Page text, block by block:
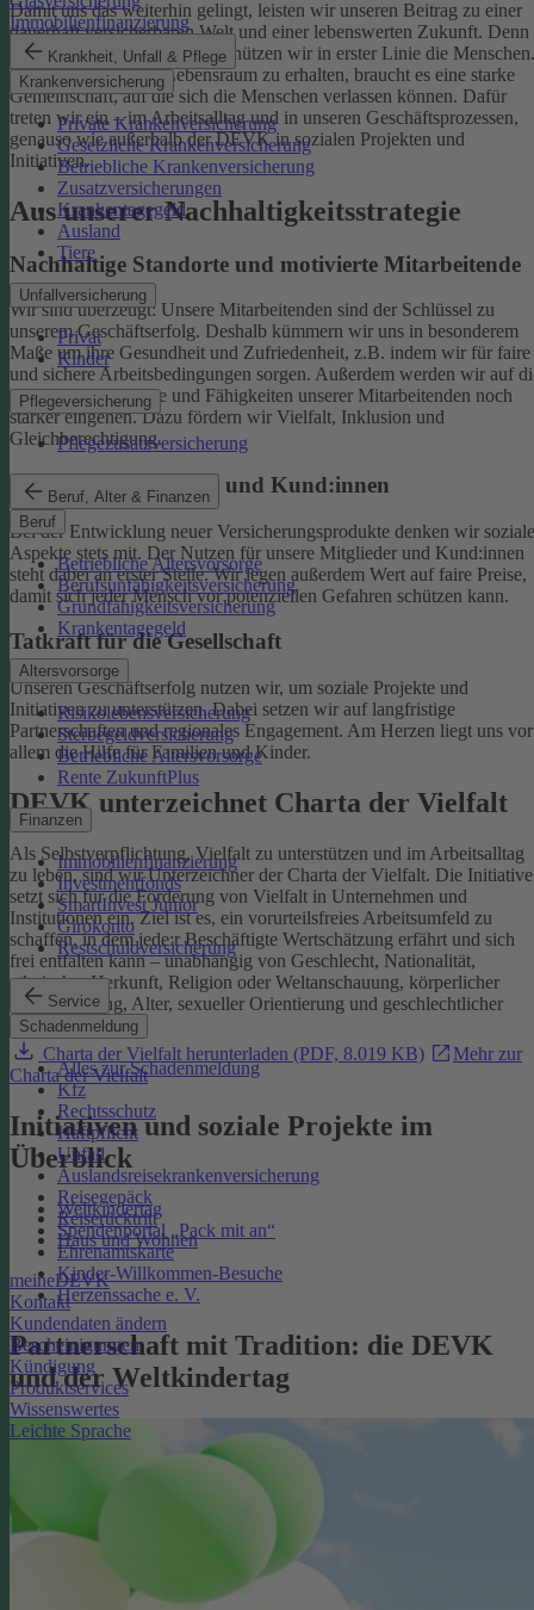
Immobilienfinanzierung
Krankheit, Unfall & Pflege
Krankenversicherung
Private Krankenversicherung
Gesetzliche Krankenversicherung
Betriebliche Krankenversicherung
Zusatzversicherungen
Krankentagegeld
Ausland
Tiere
Unfallversicherung
Privat
Kinder
Pflegeversicherung
Pflegezusatzversicherung
Beruf, Alter & Finanzen
Beruf
Betriebliche Altersvorsorge
Berufsunfähigkeitsversicherung
Grundfähigkeitsversicherung
Krankentagegeld
Altersvorsorge
Risikolebensversicherung
Sterbegeldversicherung
Betriebliche Altersvorsorge
Rente ZukunftPlus
Finanzen
Immobilienfinanzierung
Investmentfonds
SmartInvest Junior
Girokonto
Restschuldversicherung
Service
Schadenmeldung
Alles zur Schadenmeldung
Kfz
Rechtsschutz
Haftpflicht
Unfall
Auslandsreisekrankenversicherung
Reisegepäck
Reiserücktritt
Haus und Wohnen
meineDEVK
Kontakt
Kundendaten ändern
Bescheinigungen
Kündigung
Produktservices
Wissenswertes
Leichte Sprache
Damit uns das weiterhin gelingt, leisten wir unseren Beitrag zu einer
dauerhaft versicherbaren Welt und einer lebenswerten Zukunft. Denn
schützen wir das Klima, so schützen wir in erster Linie die Menschen.
Um einen gesunden Lebensraum zu erhalten, braucht es eine starke
Gemeinschaft, auf die sich die Menschen verlassen können. Dafür
treten wir ein – im Arbeitsalltag und in unseren Geschäftsprozessen,
genauso wie außerhalb der DEVK in sozialen Projekten und
Initiativen.
Aus unserer Nachhaltigkeitsstrategie
Nachhaltige Standorte und motivierte Mitarbeitende
Wir sind überzeugt: Unsere Mitarbeitenden sind der Schlüssel zu
unserem Geschäftserfolg. Deshalb kümmern wir uns in besonderem
Maße um ihre Gesundheit und Zufriedenheit, z.B. indem wir für faire
und sichere Arbeitsbedingungen sorgen. Außerdem werden wir auf
individuellen Talente und Fähigkeiten unserer Mitarbeitenden noch
stärker eingehen. Dazu fördern wir Vielfalt, Inklusion und
Gleichberechtigung.
Begeisterte Mitglieder und Kund:innen
Bei der Entwicklung neuer Versicherungsprodukte denken wir soziale
Aspekte stets mit. Der Nutzen für unsere Mitglieder und Kund:innen
steht dabei an erster Stelle.Wir legen außerdem Wert auf faire Preise,
damit sich jeder Mensch vor potenziellen Gefahren schützen kann.
Tatkraft für die Gesellschaft
Unseren Geschäftserfolg nutzen wir, um soziale Projekte und
Initiativen zu unterstützen. Dabei setzen wir auf langfristige
Partnerschaften und regionales Engagement. Am Herzen liegt uns vor
allem die Hilfe für Familien und Kinder.
DEVK unterzeichnet Charta der Vielfalt
Als Selbstverpflichtung, Vielfalt zu unterstützen und im Arbeitsalltag
zu leben, sind wir Unterzeichner der Charta der Vielfalt. Die Initiative
setzt sich für die Förderung von Vielfalt in Unternehmen und
Institutionen ein.Ziel ist es, ein vorurteilsfreies Arbeitsumfeld zu
schaffen, in dem jede:r Beschäftigte Wertschätzung erfährt und sich
frei entfalten kann – unabhängig von Geschlecht, Nationalität,
ethnischer Herkunft, Religion oder Weltanschauung, körperlicher
Einschränkung, Alter, sexueller Orientierung und geschlechtlicher
Identität.
Charta der Vielfalt herunterladen (PDF, 8.019 KB)
Mehr zur
Charta der Vielfalt
Initiativen und soziale Projekte im
Überblick
Weltkindertag
Spendenportal „Pack mit an“
Ehrenamtskarte
Kinder-Willkommen-Besuche
Herzenssache e. V.
Partnerschaft mit Tradition: die DEVK
und der Weltkindertag